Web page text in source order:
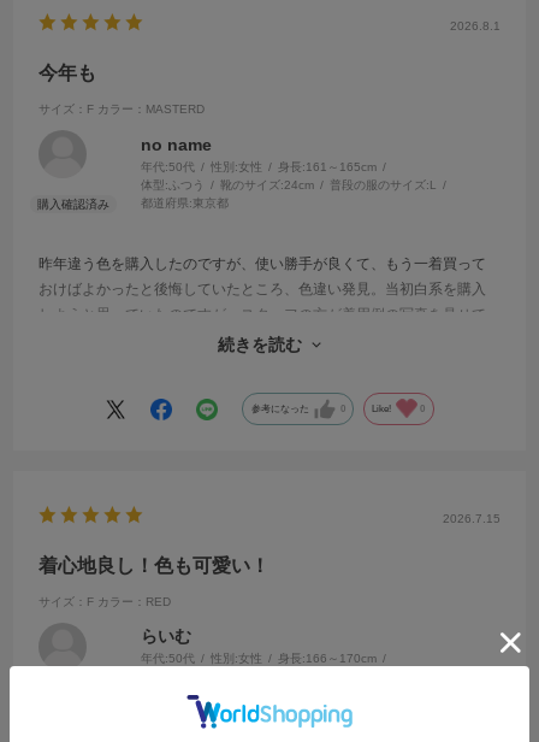
2026.8.1
今年も
サイズ：F カラー：MASTERD
no name
年代:50代 性別:女性 身長:161～165cm
体型: ふつう 靴のサイズ:24cm 普段の服のサイズ:L
都道府県:東京都
昨年違う色を購入したのですが、使い勝手が良くて、もう一着買って
おけばよかったと後悔していたところ、色違い発見。当初白系を購入
しようと思っていたのですが、スタッフの方が着用例の写真を見せて
くださり、こちらの色にしました。こちらの店舗のスタッフさんはお
続きを読む
参考になった 0 Like! 0
2026.7.15
着心地良し！色も可愛い！
サイズ：F カラー：RED
らいむ
年代:50代 性別:女性 身長:166～170cm
都道府県:東京都